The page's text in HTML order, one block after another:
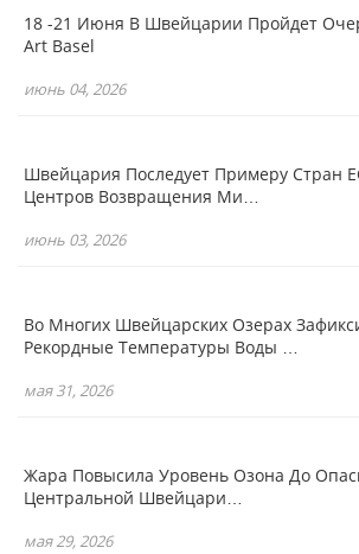
18 -21 Июня В Швейцарии Пройдет
Art Basel
июнь 04, 2026
Швейцария Последует Примеру Стран
Центров Возвращения Ми…
июнь 03, 2026
Во Многих Швейцарских Озерах
Рекордные Температуры Воды …
мая 31, 2026
Жара Повысила Уровень Озона До
Центральной Швейцари…
мая 29, 2026